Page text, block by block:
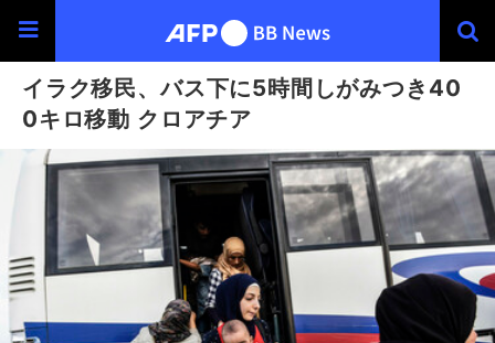
イラク移民、バス下に5時間しがみつき40
0キロ移動 クロアチア